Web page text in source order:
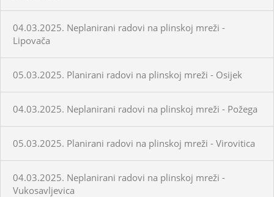
04.03.2025. Neplanirani radovi na plinskoj mreži -
Lipovača
05.03.2025. Planirani radovi na plinskoj mreži - Osijek
04.03.2025. Neplanirani radovi na plinskoj mreži - Požega
05.03.2025. Planirani radovi na plinskoj mreži - Virovitica
04.03.2025. Neplanirani radovi na plinskoj mreži -
Vukosavljevica